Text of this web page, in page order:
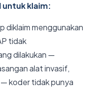
untuk klaim:
diklaim menggunakan
tidak
dilakukan —
alat invasif,
koder tidak punya